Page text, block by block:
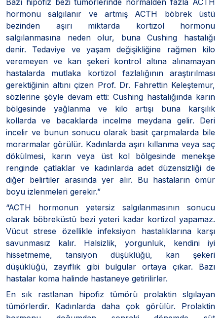
hormonu salgılanır ve artmış ACTH böbrek üstü
bezinden aşırı miktarda kortizol hormonu
salgılanmasına neden olur, buna Cushing hastalığı
denir. Tedaviye ve yaşam değişikliğine rağmen kilo
veremeyen ve kan şekeri kontrol altına alınamayan
hastalarda mutlaka kortizol fazlalığının araştırılması
gerektiğinin altını çizen Prof. Dr. Fahrettin Keleştemur,
sözlerine şöyle devam etti: Cushing hastalığında karın
bölgesinde yağlanma ve kilo artışı buna karşılık
kollarda ve bacaklarda incelme meydana gelir. Deri
incelir ve bunun sonucu olarak basit çarpmalarda bile
morarmalar görülür. Kadınlarda aşırı kıllanma veya saç
dökülmesi, karın veya üst kol bölgesinde menekşe
renginde çatlaklar ve kadınlarda adet düzensizliği de
diğer belirtiler arasında yer alır. Bu hastaların ömür
boyu izlenmeleri gerekir.”
“ACTH hormonun yetersiz salgılanmasının sonucu
olarak böbreküstü bezi yeteri kadar kortizol yapamaz.
Vücut strese özellikle infeksiyon hastalıklarına karşı
savunmasız kalır. Halsizlik, yorgunluk, kendini iyi
hissetmeme, tansiyon düşüklüğü, kan şekeri
düşüklüğü, zayıflık gibi bulgular ortaya çıkar. Bazı
hastalar koma halinde hastaneye getirilirler.
En sık rastlanan hipofiz tümörü prolaktin slgılayan
tümörlerdir. Kadınlarda daha çok görülür. Prolaktin